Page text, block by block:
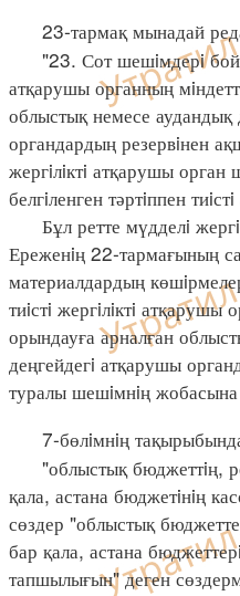
23-тармақ мынадай
"23. Сот шешiмдерi
атқарушы органның
облыстық немесе
органдардың резервiнен
жергiлiктi атқарушы
белгiленген тәртiппен
Бұл ретте мүдделi
Ереженiң 22-тармағының
материалдардың
тиiстi жергiлiктi атқарушы
орындауға арналған
деңгейдегi атқарушы
туралы шешiмнiң жобасына
7-бөлiмнiң
"облыстық бюджеттiң,
қала, астана бюджетiнiң
сөздер "облыстық
бар қала, астана
тапшылығын" деген